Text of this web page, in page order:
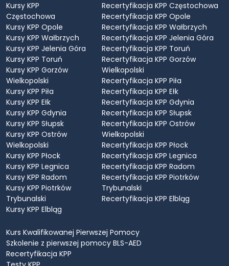
Kursy KPP
Częstochowa
Kursy KPP Opole
Kursy KPP Wałbrzych
Kursy KPP Jelenia Góra
Kursy KPP Toruń
Kursy KPP Gorzów
Wielkopolski
Kursy KPP Piła
Kursy KPP Ełk
Kursy KPP Gdynia
Kursy KPP Słupsk
Kursy KPP Ostrów
Wielkopolski
Kursy KPP Płock
Kursy KPP Legnica
Kursy KPP Radom
Kursy KPP Piotrków
Trybunalski
Kursy KPP Elbląg
Recertyfikacja KPP Częstochowa
Recertyfikacja KPP Opole
Recertyfikacja KPP Wałbrzych
Recertyfikacja KPP Jelenia Góra
Recertyfikacja KPP Toruń
Recertyfikacja KPP Gorzów
Wielkopolski
Recertyfikacja KPP Piła
Recertyfikacja KPP Ełk
Recertyfikacja KPP Gdynia
Recertyfikacja KPP Słupsk
Recertyfikacja KPP Ostrów
Wielkopolski
Recertyfikacja KPP Płock
Recertyfikacja KPP Legnica
Recertyfikacja KPP Radom
Recertyfikacja KPP Piotrków
Trybunalski
Recertyfikacja KPP Elbląg
Kurs Kwalifikowanej Pierwszej Pomocy
Szkolenie z pierwszej pomocy BLS-AED
Recertyfikacja KPP